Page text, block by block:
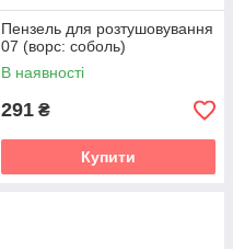
Пензель для розтушовування
07 (ворс: соболь)
В наявності
291 ₴
Купити